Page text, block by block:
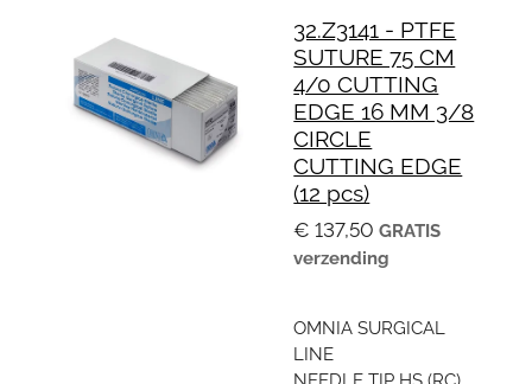
32.Z3141 - PTFE
SUTURE 75 CM
4/0 CUTTING
EDGE 16 MM 3/8
CIRCLE
CUTTING EDGE
(12 pcs)
€ 137,50 GRATIS
verzending
OMNIA SURGICAL
LINE